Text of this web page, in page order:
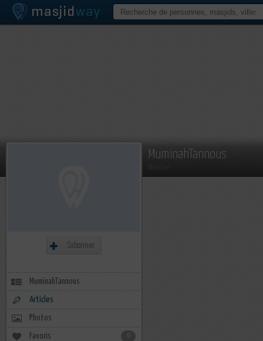
MuminahTannous
S'abonner
MuminahTannous
Articles
Photos
Favoris